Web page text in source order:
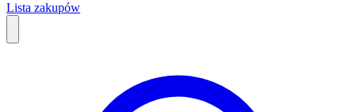
Lista zakupów